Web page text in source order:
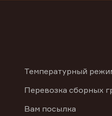
Температурный
Перевозка сборных
Вам посылка